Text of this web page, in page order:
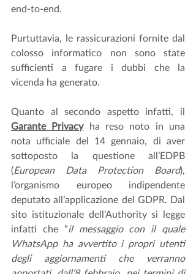
end-to-end.
Purtuttavia, le rassicurazioni fornite dal
colosso informatico non sono state
sufficienti a fugare i dubbi che la
vicenda ha generato.
Garante Privacy ha reso noto in una
nota ufficiale del 14 gennaio, di aver
sottoposto la questione all’EDPB
(European Data Protection Board),
l’organismo europeo indipendente
deputato all’applicazione del GDPR. Dal
sito istituzionale dell’Authority si legge
infatti che “il messaggio con il quale
WhatsApp ha avvertito i propri utenti
degli aggiornamenti che verranno